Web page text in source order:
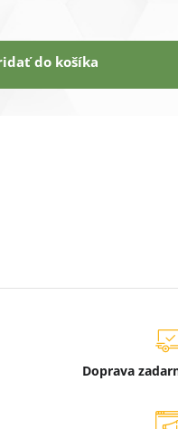
do košíka
Doprava